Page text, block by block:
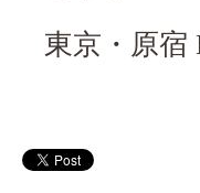
東京・原宿